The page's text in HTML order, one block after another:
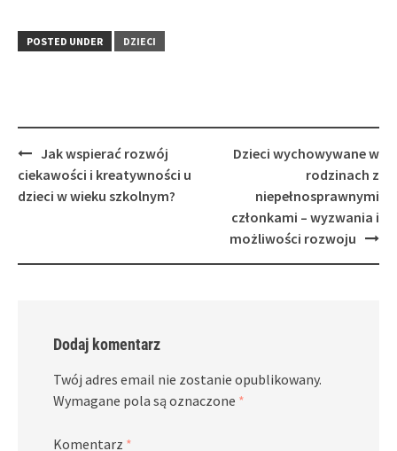
POSTED UNDER DZIECI
Post
navigation
Jak wspierać rozwój
ciekawości i kreatywności u
dzieci w wieku szkolnym?
Dzieci wychowywane w
rodzinach z
niepełnosprawnymi
członkami – wyzwania i
możliwości rozwoju
Dodaj komentarz
Twój adres email nie zostanie opublikowany.
Wymagane pola są oznaczone *
Komentarz *